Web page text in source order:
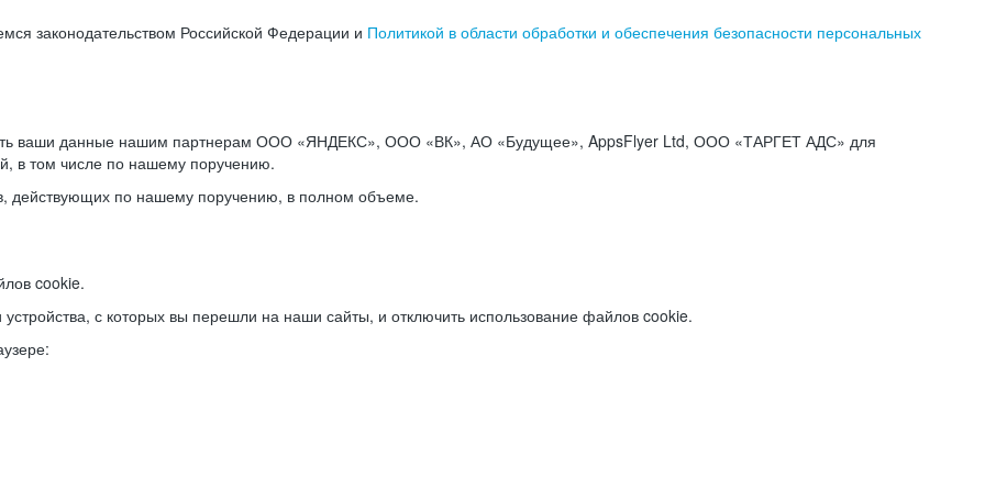
законодательством Российской Федерации и Политикой в области обработки и обеспечения безопасности персональных
ваши данные нашим партнерам ООО «ЯНДЕКС», ООО «ВК», АО «Будущее», AppsFlyer Ltd, ООО «ТАРГЕТ АДС» для
в том числе по нашему поручению.
действующих по нашему поручению, в полном объеме.
cookie.
с которых вы перешли на наши сайты, и отключить использование файлов cookie.